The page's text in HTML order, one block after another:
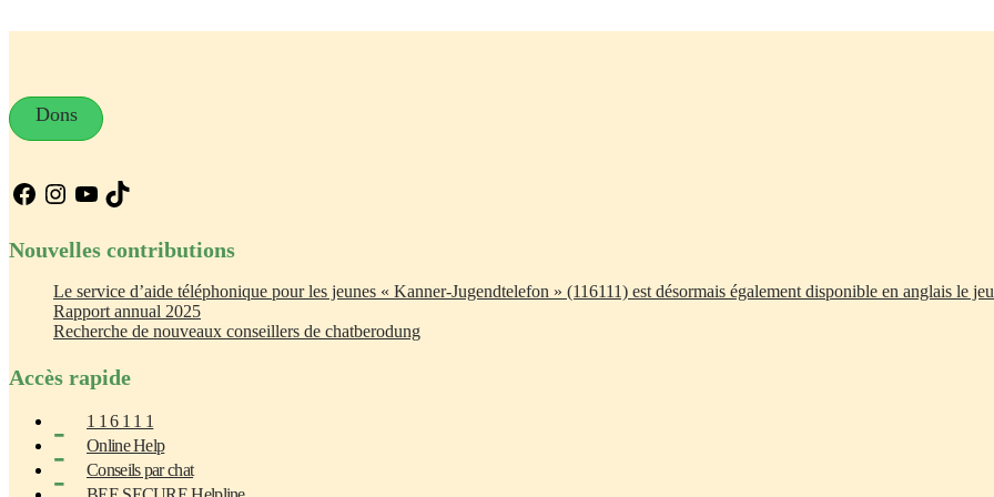
Dons
Facebook
Instagram
YouTube
TikTok
Nouvelles contributions
Le service d’aide téléphonique pour les jeunes « Kanner-Jugendtelefon » (116111) est désormais également disponible en anglais le
Rapport annual 2025
Recherche de nouveaux conseillers de chatberodung
Accès rapide
1 1 6 1 1 1
Online Help
Conseils par chat